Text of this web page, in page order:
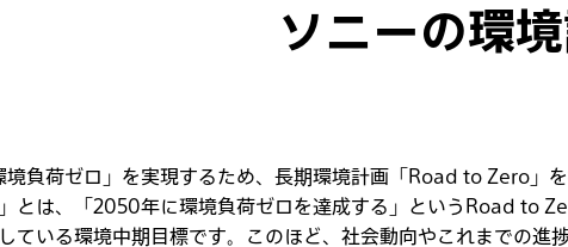
ソニーの環
負荷ゼロ」を実現するため、長期環境計画「Road to Zero」を
とは、「2050年に環境負荷ゼロを達成する」というRoad to
ている環境中期目標です。このほど、社会動向やこれまでの